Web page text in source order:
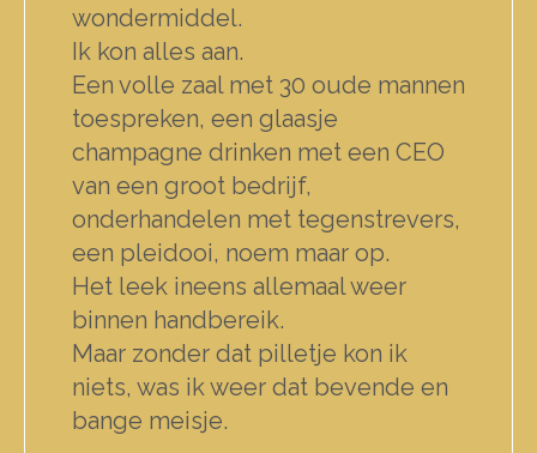
wondermiddel.
Ik kon alles aan.
Een volle zaal met 30 oude mannen
toespreken, een glaasje
champagne drinken met een CEO
van een groot bedrijf,
onderhandelen met tegenstrevers,
een pleidooi, noem maar op.
Het leek ineens allemaal weer
binnen handbereik.
Maar zonder dat pilletje kon ik
niets, was ik weer dat bevende en
bange meisje.